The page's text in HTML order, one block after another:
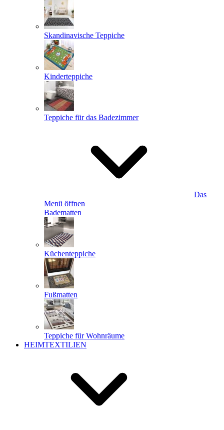
Skandinavische Teppiche
Kinderteppiche
Teppiche für das Badezimmer
Das
Menü öffnen
Badematten
Küchenteppiche
Fußmatten
Teppiche für Wohnräume
HEIMTEXTILIEN